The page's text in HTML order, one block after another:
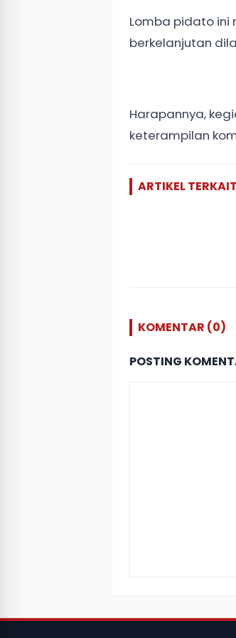
Lomba pidato
berkelanjutan
Harapannya,
keterampilan
ARTIKEL TERKAIT
KOMENTAR (0)
POSTING